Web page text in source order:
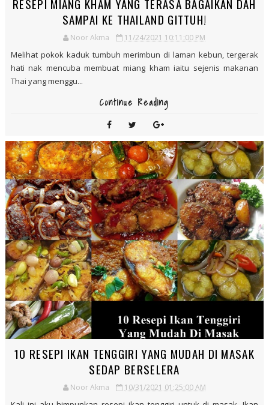
RESEPI MIANG KHAM YANG TERASA BAGAIKAN DAH
SAMPAI KE THAILAND GITTUH!
Noor Akma 11/24/2021 10:11:00 PM
Melihat pokok kaduk tumbuh merimbun di laman kebun, tergerak
hati nak mencuba membuat miang kham iaitu sejenis makanan
Thai yang menggu...
Continue Reading